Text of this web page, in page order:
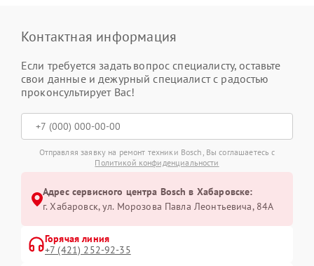
Контактная информация
Если требуется задать вопрос специалисту, оставьте
свои данные и дежурный специалист с радостью
проконсультирует Вас!
Отправляя заявку на ремонт техники Bosch, Вы соглашаетесь с
Политикой конфиденциальности
Адрес сервисного центра Bosch в Хабаровске:
г. Хабаровск, ул. Морозова Павла Леонтьевича, 84А
Горячая линия
+7 (421) 252-92-35